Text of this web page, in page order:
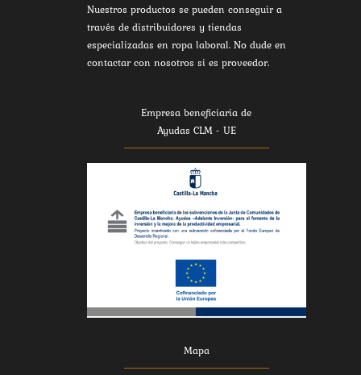
Nuestros productos se pueden conseguir a
través de distribuidores y tiendas
especializadas en ropa laboral. No dude en
contactar con nosotros si es proveedor.
Empresa beneficiaria de
Ayudas CLM - UE
Mapa